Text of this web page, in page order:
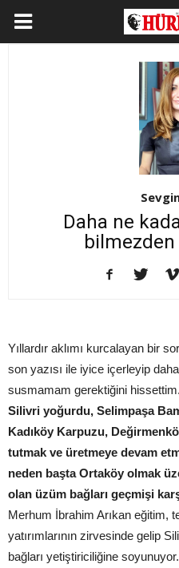
Daha ne
Yıllardır aklımı kurcalayan bir
son yazısı ile iyice içerleyip
susmamam gerektiğini hissettim.
Silivri yoğurdu, Selimpaşa
Kadıköy Karpuzu,
tutmak ve üretmeye devam
neden başta Ortaköy olmak
olan üzüm bağları geçmişi
Merhum İbrahim Arıkan eğitim,
yatırımlarının zirvesinde gelip
bağları yetiştiriciliğine soyunuyor.